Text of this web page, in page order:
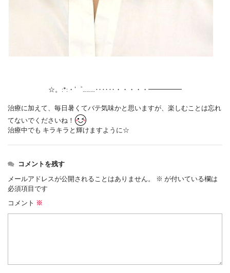
☆。:*:・’゜………‥‥‥・・・・・━━━━━
治療に加えて、毎日暑くてバテ気味かと思いますが、楽しむことは忘れ
てないでくださいね！
治療中でも キラキラと輝けますように☆
コメントを残す
メールアドレスが公開されることはありません。 ※ が付いている欄は
必須項目です
コメント ※